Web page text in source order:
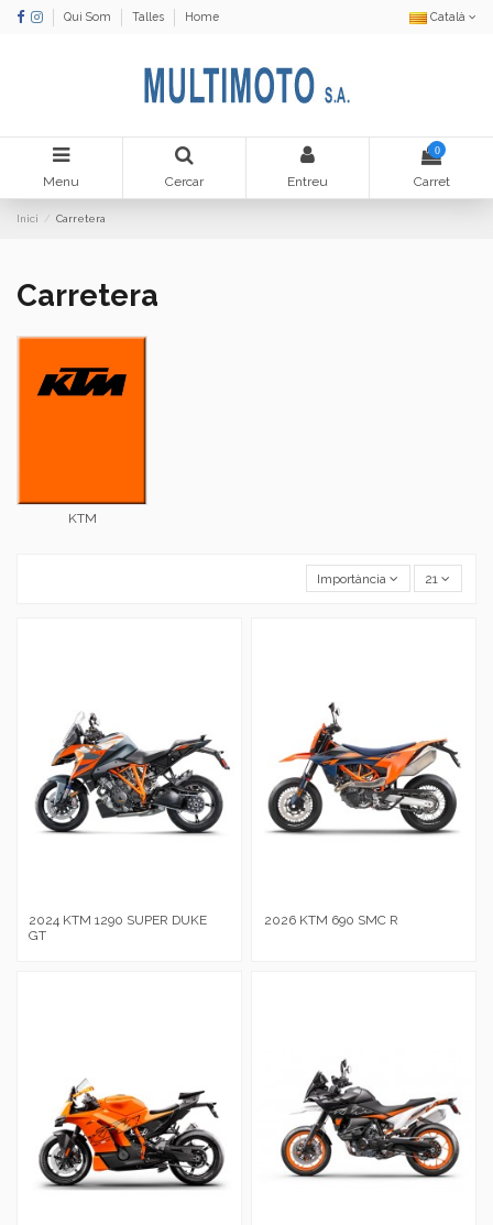
Qui Som Talles Home Català
Menu Cercar Entreu
0
Carret
Inici Carretera
Carretera
KTM
Importància 21
2024 KTM 1290 SUPER DUKE
GT
2026 KTM 690 SMC R